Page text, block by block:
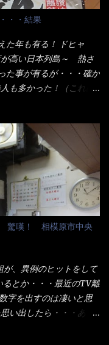
釜揚げうどん得を湯ナ
ン店員はキョトンとし
いな） すると茹で方
ッサンを向こうへやっ
け入れて出して来まし
2021年後半1回目のサ
、大しか食べていない
？ この得サイズの木
の木桶サイズに、満々
が伸びてしまうだろ
食べ進められるじゃな
して、山葵も2つ。 そ
！ これだよ、こ
湯までも入ってしま
ですな。 結局、伸び
＜だし汁＞を少し追加
全てお腹の中へ収まっ
いな！ まだ鶏天1個位
げうどんの湯無し＞を
・・結果
年も有る！ ドヒャ
が高い日本列島～ 熱さ
た事が有るが・・・確か
も多かった！（これは
っている方への＜ご挨
大分廃れてしまってい
った事は無い！（キッ
官公庁や超大手企業戦
、ゴマスリ・・・てな
→全国区（北海道と沖縄
手といっても過言では
ているので饂飩好きの
しい・・ そんな大手
箱詰め乾麺！ このパッ
でしょう。 そんな贈答
発見し購入！ 中身は、
ックになっており、それ
驚嘆！ 相模原市中央
、異例のヒットをして
るとか・・・最近のTV離
字を出すのは凄いと思
い出したら・・・あっ